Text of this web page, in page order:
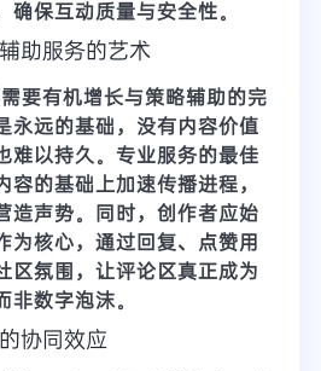
确保互动质量与安全性。
助服务的艺术
要有机增长与策略辅助的完
永远的基础，没有内容价值
难以持久。专业服务的最佳
容的基础上加速传播进程，
造声势。同时，创作者应始
为核心，通过回复、点赞用
区氛围，让评论区真正成为
数字泡沫。
协同效应